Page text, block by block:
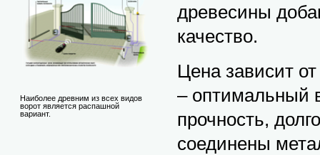
Наиболее древним из всех видов
ворот является распашной
вариант.
древесины
качество.
Цена зависит
– оптимальный
прочность,
соединены